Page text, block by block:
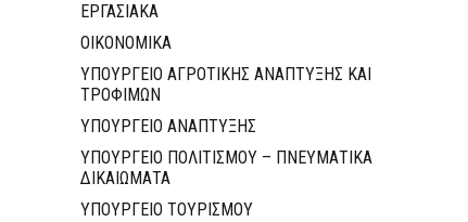
ΕΡΓΑΣΙΑΚΑ
ΟΙΚΟΝΟΜΙΚΑ
ΥΠΟΥΡΓΕΙΟ ΑΓΡΟΤΙΚΗΣ ΑΝΑΠΤΥΞΗΣ ΚΑΙ
ΤΡΟΦΙΜΩΝ
ΥΠΟΥΡΓΕΙΟ ΑΝΑΠΤΥΞΗΣ
ΥΠΟΥΡΓΕΙΟ ΠΟΛΙΤΙΣΜΟΥ – ΠΝΕΥΜΑΤΙΚΑ
ΔΙΚΑΙΩΜΑΤΑ
ΥΠΟΥΡΓΕΙΟ ΤΟΥΡΙΣΜΟΥ